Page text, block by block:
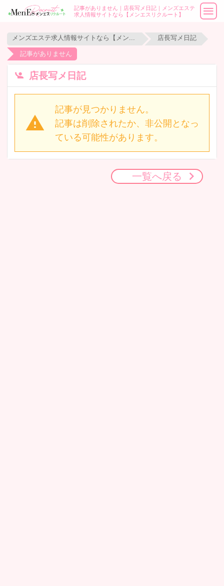
記事がありません｜店長写メ日記｜メンズエステ
求人情報サイトなら【メンエスリクルート】
店長写メ日記
記事がありません
店長写メ日記
記事が見つかりません。
記事は削除されたか、非公開となっ
ている可能性があります。
一覧へ戻る